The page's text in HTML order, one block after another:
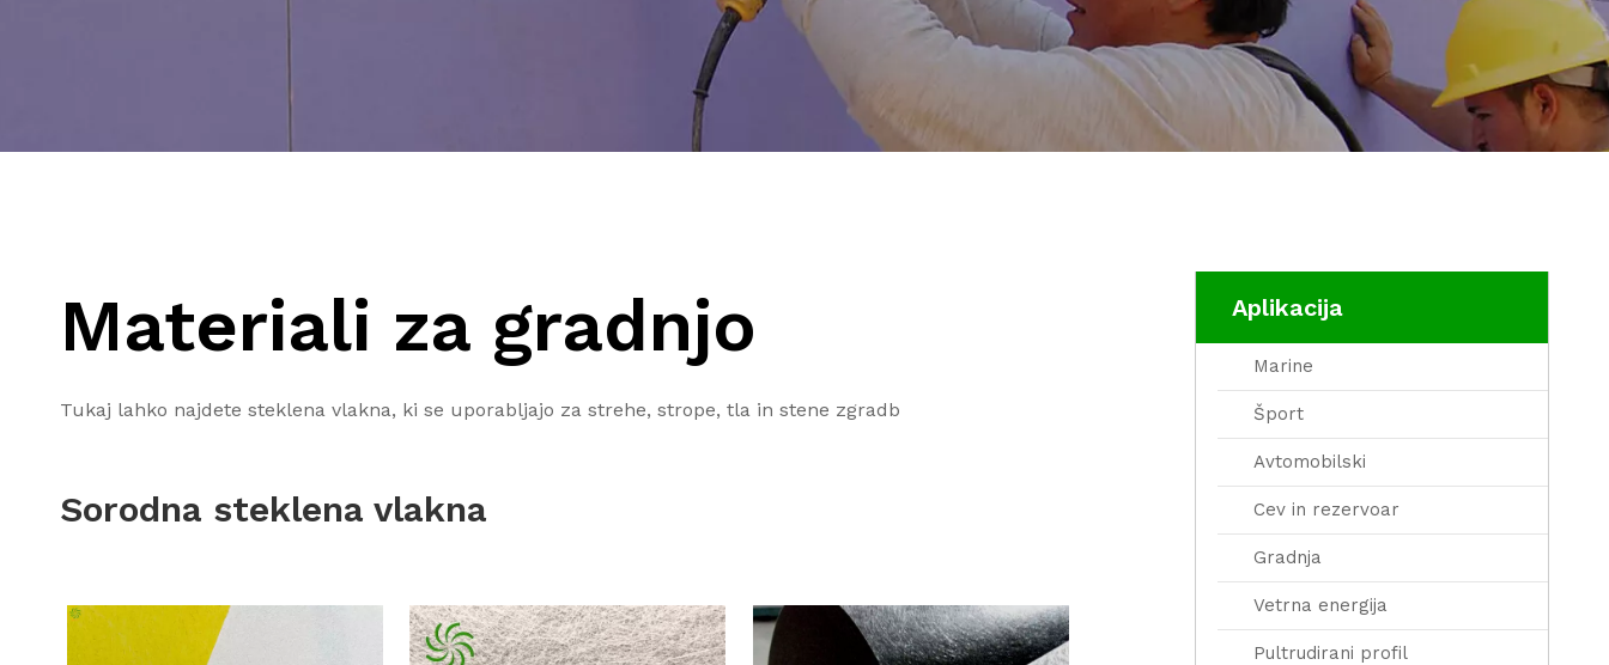
Materiali za gradnjo
Tukaj lahko najdete steklena vlakna, ki se uporabljajo za strehe, strope, tla in stene zgradb
Sorodna steklena vlakna
Aplikacija
Marine
Šport
Avtomobilski
Cev in rezervoar
Gradnja
Vetrna energija
Pultrudirani profil